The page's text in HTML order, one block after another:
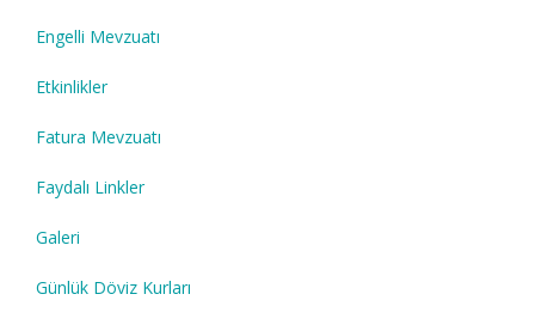
Engelli Mevzuatı
Etkinlikler
Fatura Mevzuatı
Faydalı Linkler
Galeri
Günlük Döviz Kurları